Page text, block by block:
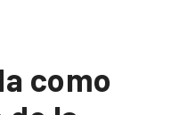
como